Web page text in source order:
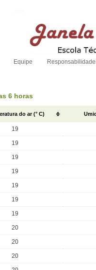
Equipe
6 horas
do ar (° C)
19
19
19
19
19
19
19
20
20
20